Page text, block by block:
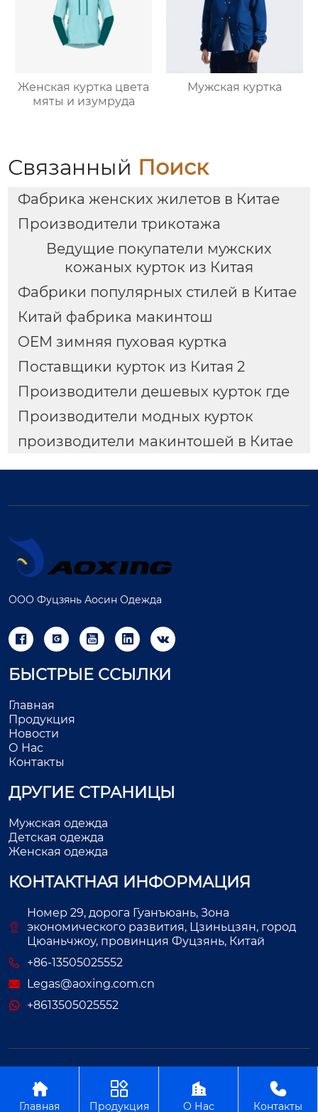
Женская куртка цвета
мяты и изумруда
Мужская куртка
Связанный Поиск
Фабрика женских жилетов в Китае
Производители трикотажа
Ведущие покупатели мужских
кожаных курток из Китая
Фабрики популярных стилей в Китае
Китай фабрика макинтош
OEM зимняя пуховая куртка
Поставщики курток из Китая 2
Производители дешевых курток где
Производители модных курток
производители макинтошей в Китае
ООО Фуцзянь Аосин Одежда
    
БЫСТРЫЕ ССЫЛКИ
Главная
Продукция
Новости
О Нас
Контакты
ДРУГИЕ СТРАНИЦЫ
Мужская одежда
Детская одежда
Женская одежда
КОНТАКТНАЯ ИНФОРМАЦИЯ
Номер 29, дорога Гуанъюань, Зона
экономического развития, Цзиньцзян, город
Цюаньчжоу, провинция Фуцзянь, Китай
+86-13505025552
Legas@aoxing.com.cn
+8613505025552

Главная

Продукция

О Нас

Контакты